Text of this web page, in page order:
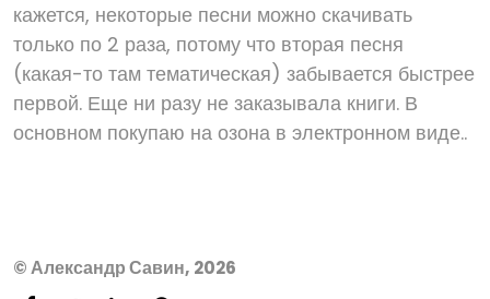
кажется, некоторые песни можно скачивать
только по 2 раза, потому что вторая песня
(какая-то там тематическая) забывается быстрее
первой. Еще ни разу не заказывала книги. В
основном покупаю на озона в электронном виде..
© Александр Савин, 2026